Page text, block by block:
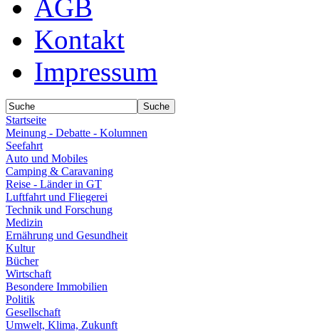
AGB
Kontakt
Impressum
Startseite
Meinung - Debatte - Kolumnen
Seefahrt
Auto und Mobiles
Camping & Caravaning
Reise - Länder in GT
Luftfahrt und Fliegerei
Technik und Forschung
Medizin
Ernährung und Gesundheit
Kultur
Bücher
Wirtschaft
Besondere Immobilien
Politik
Gesellschaft
Umwelt, Klima, Zukunft